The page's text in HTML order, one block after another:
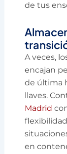
de tus
A veces,
encajan
de última
llaves.
Madrid
en